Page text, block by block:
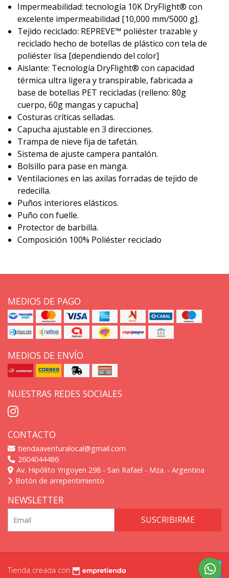
Impermeabilidad: tecnología 10K DryFlight® con
excelente impermeabilidad [10,000 mm/5000 g].
Tejido reciclado: REPREVE™ poliéster trazable y
reciclado hecho de botellas de plástico con tela de
poliéster lisa [dependiendo del color]
Aislante: Tecnología DryFlight® con capacidad
térmica ultra ligera y transpirable, fabricada a
base de botellas PET recicladas (relleno: 80g
cuerpo, 60g mangas y capucha]
Costuras críticas selladas.
Capucha ajustable en 3 direcciones.
Trampa de nieve fija de tafetán.
Sistema de ajuste campera pantalón.
Bolsillo para pase en manga.
Ventilaciones en las axilas forradas de tejido de
redecilla.
Puños interiores elásticos.
Puño con fuelle.
Protector de barbilla.
Composición 100% Poliéster reciclado
MEDIOS DE PAGO
MEDIOS DE ENVÍO
NUESTRAS REDES SOCIALES
CONTACTO
tiendaaventuralocal@gmail.com
2604044486
Av. Hipólito Yrigoyen 298 - San Rafael - Mza. - Argentina
Botón de arrepentimiento
NEWSLETTER
SUSCRIBIRME
Tienda creada con